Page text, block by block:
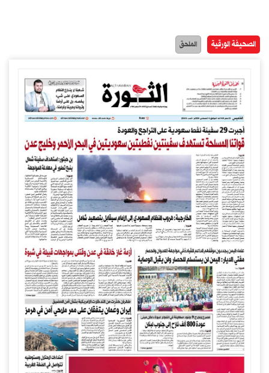
الصحيفة الورقية الملحق